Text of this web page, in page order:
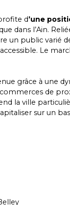
d’une
dans l’Ain.
un public varié
Le
grâce à une
de
la ville
sur un